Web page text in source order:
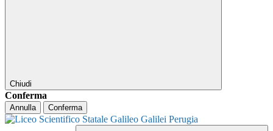
Chiudi
Conferma
Annulla Conferma